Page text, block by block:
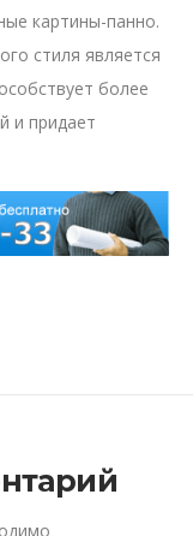
картины-панно.
стиля является
более
и придает